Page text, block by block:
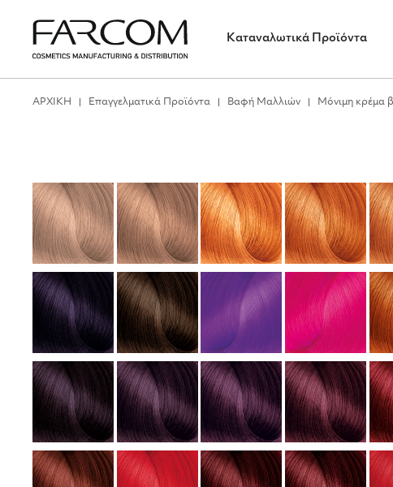
Καταναλωτικά Προϊόντα
ΑΡΧΙΚΗ Επαγγελματικά Προϊόντα Βαφή Μαλλιών Μόνιμη κρέμα